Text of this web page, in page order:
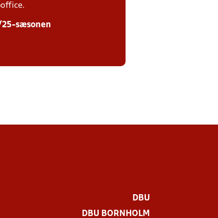
sæsonen
DBU
DBU BORNHOLM